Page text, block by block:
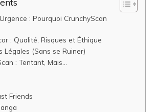
: Pourquoi CrunchyScan
: Qualité, Risques et Éthique
Légales (Sans se Ruiner)
: Tentant, Mais…
Friends